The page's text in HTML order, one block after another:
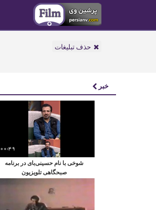
حذف تبلیغات
خبر
00:49
شوخی با نام حسینی‌بای در برنامه
صبحگاهی تلویزیون